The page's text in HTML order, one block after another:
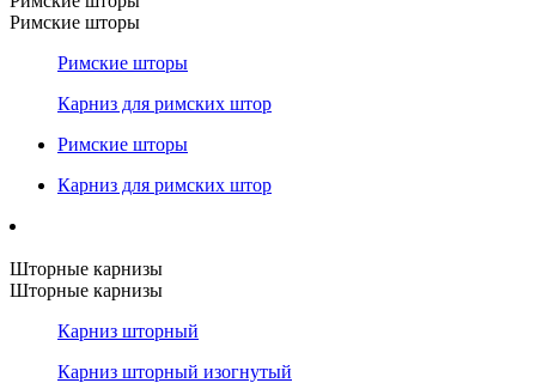
Римские шторы
Римские шторы
Карниз для римских штор
Римские шторы
Карниз для римских штор
Шторные карнизы
Шторные карнизы
Карниз шторный
Карниз шторный изогнутый